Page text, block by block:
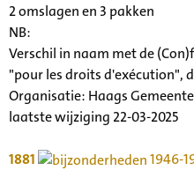
2 omslagen en 3 pakken
NB:
Verschil in naam met de
"pour les droits d'exécution",
Organisatie: Haags
laatste wijziging 22-03-2025
1881 1946-